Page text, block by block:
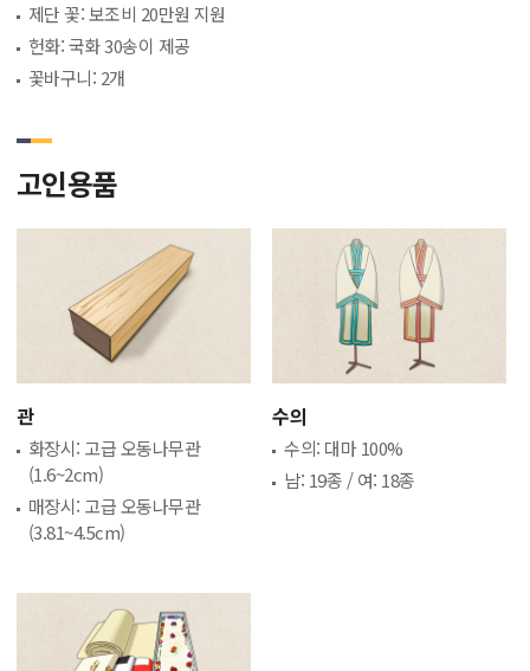
제단 꽃: 보조비 20만원 지원
헌화: 국화 30송이 제공
꽃바구니: 2개
고인용품
관
화장시: 고급 오동나무관
(1.6~2cm)
매장시: 고급 오동나무관
(3.81~4.5cm)
수의
수의: 대마 100%
남: 19종 / 여: 18종